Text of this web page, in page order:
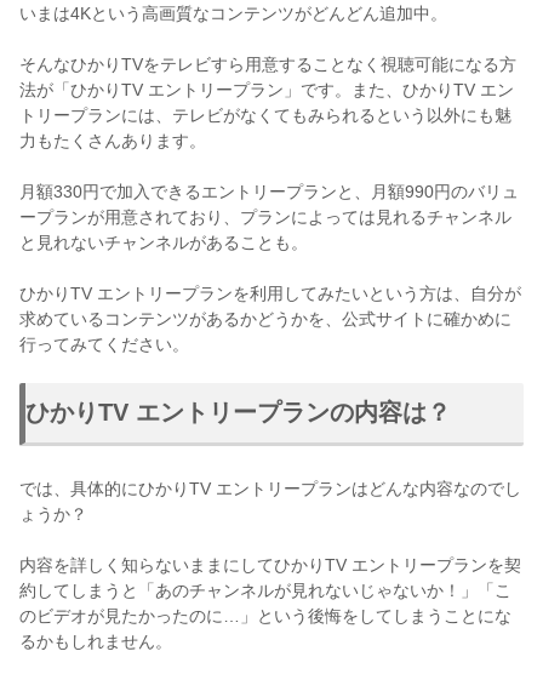
いまは4Kという高画質なコンテンツがどんどん追加中。
そんなひかりTVをテレビすら用意することなく視聴可能になる方
法が「ひかりTV エントリープラン」です。また、ひかりTV エン
トリープランには、テレビがなくてもみられるという以外にも魅
力もたくさんあります。
月額330円で加入できるエントリープランと、月額990円のバリュ
ープランが用意されており、プランによっては見れるチャンネル
と見れないチャンネルがあることも。
ひかりTV エントリープランを利用してみたいという方は、自分が
求めているコンテンツがあるかどうかを、公式サイトに確かめに
行ってみてください。
ひかりTV エントリープランの内容は？
では、具体的にひかりTV エントリープランはどんな内容なのでし
ょうか？
内容を詳しく知らないままにしてひかりTV エントリープランを契
約してしまうと「あのチャンネルが見れないじゃないか！」「こ
のビデオが見たかったのに…」という後悔をしてしまうことにな
るかもしれません。